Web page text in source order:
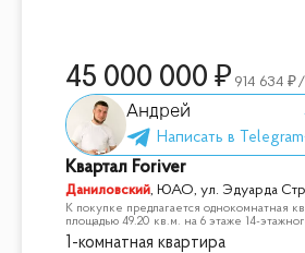
45 000 000 914 634 /
Андрей
Квартал Foriver
Даниловский, ЮАО, ул. Эдуарда
К покупке предлагается однокомнатная
площадью 49.20 кв.м. на 6 этаже 14-
1-комнатная квартира